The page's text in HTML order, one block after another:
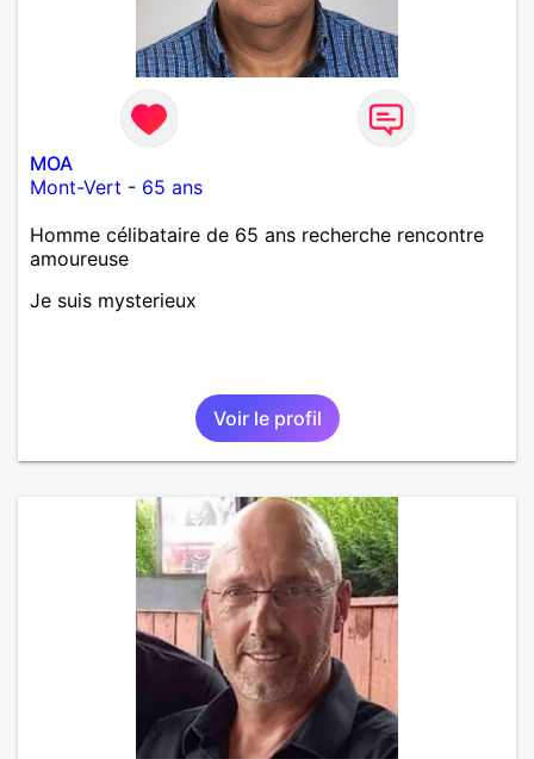
MOA
Mont-Vert - 65 ans
Homme célibataire de 65 ans recherche rencontre
amoureuse
Je suis mysterieux
Voir le profil